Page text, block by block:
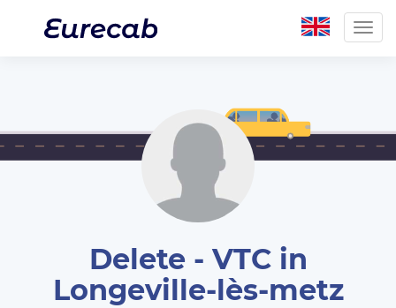
Delete - VTC in
Longeville-lès-metz